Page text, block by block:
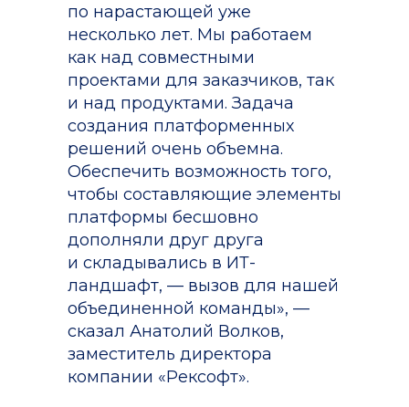
по нарастающей уже
несколько лет. Мы работаем
как над совместными
проектами для заказчиков, так
и над продуктами. Задача
создания платформенных
решений очень объемна.
Обеспечить возможность того,
чтобы составляющие элементы
платформы бесшовно
дополняли друг друга
и складывались в ИТ-
ландшафт, — вызов для нашей
объединенной команды», —
сказал Анатолий Волков,
заместитель директора
компании «Рексофт».